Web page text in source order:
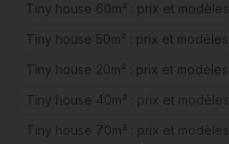
Tiny house 60m² : prix et modèles
Tiny house 50m² : prix et modèles
Tiny house 20m² : prix et modèles
Tiny house 40m² : prix et modèles
Tiny house 70m² : prix et modèles